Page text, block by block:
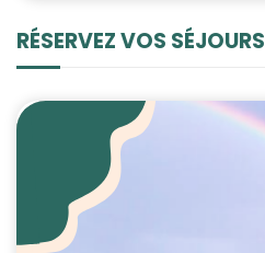
RÉSERVEZ VOS SÉJOURS